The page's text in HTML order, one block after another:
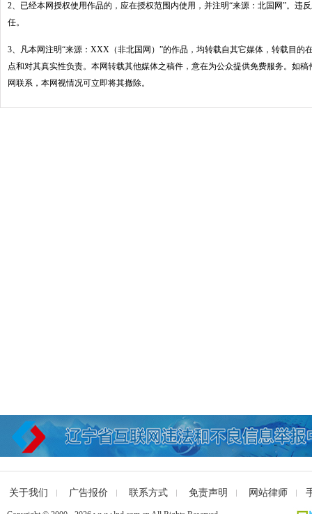
2、已经本网授权使用作品的，应在授权范围内使用，并注明“来源：北国网”。违
任。
3、凡本网注明“来源：XXX（非北国网）”的作品，均转载自其它媒体，转载目的
点和对其真实性负责。本网转载其他媒体之稿件，意在为公众提供免费服务。如
网联系，本网视情况可立即将其撤除。
关于我们 广告报价 联系方式 免责声明 网站律师